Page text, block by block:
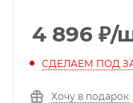
4 896 ₽/
СДЕЛАЕМ ПОД
Хочу в подарок